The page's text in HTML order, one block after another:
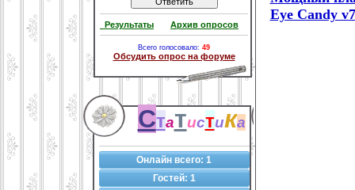
Результаты Архив опросов
Всего голосовало: 49
Обсудить опрос на форуме
Статистика
Онлайн всего: 1
Гостей: 1
Eye Candy